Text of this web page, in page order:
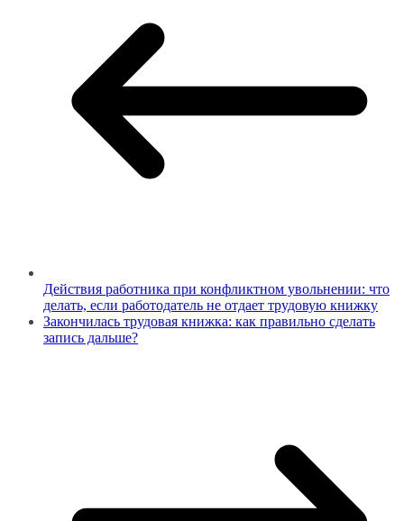
Действия работника при конфликтном увольнении: что
делать, если работодатель не отдает трудовую книжку
Закончилась трудовая книжка: как правильно сделать
запись дальше?